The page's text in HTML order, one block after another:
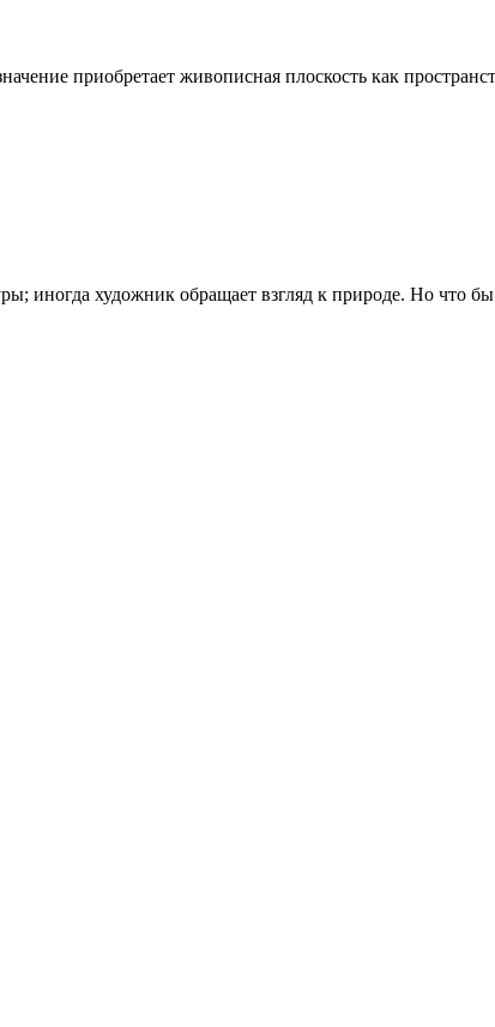
приобретает живописная плоскость как
художник обращает взгляд к природе. Но что